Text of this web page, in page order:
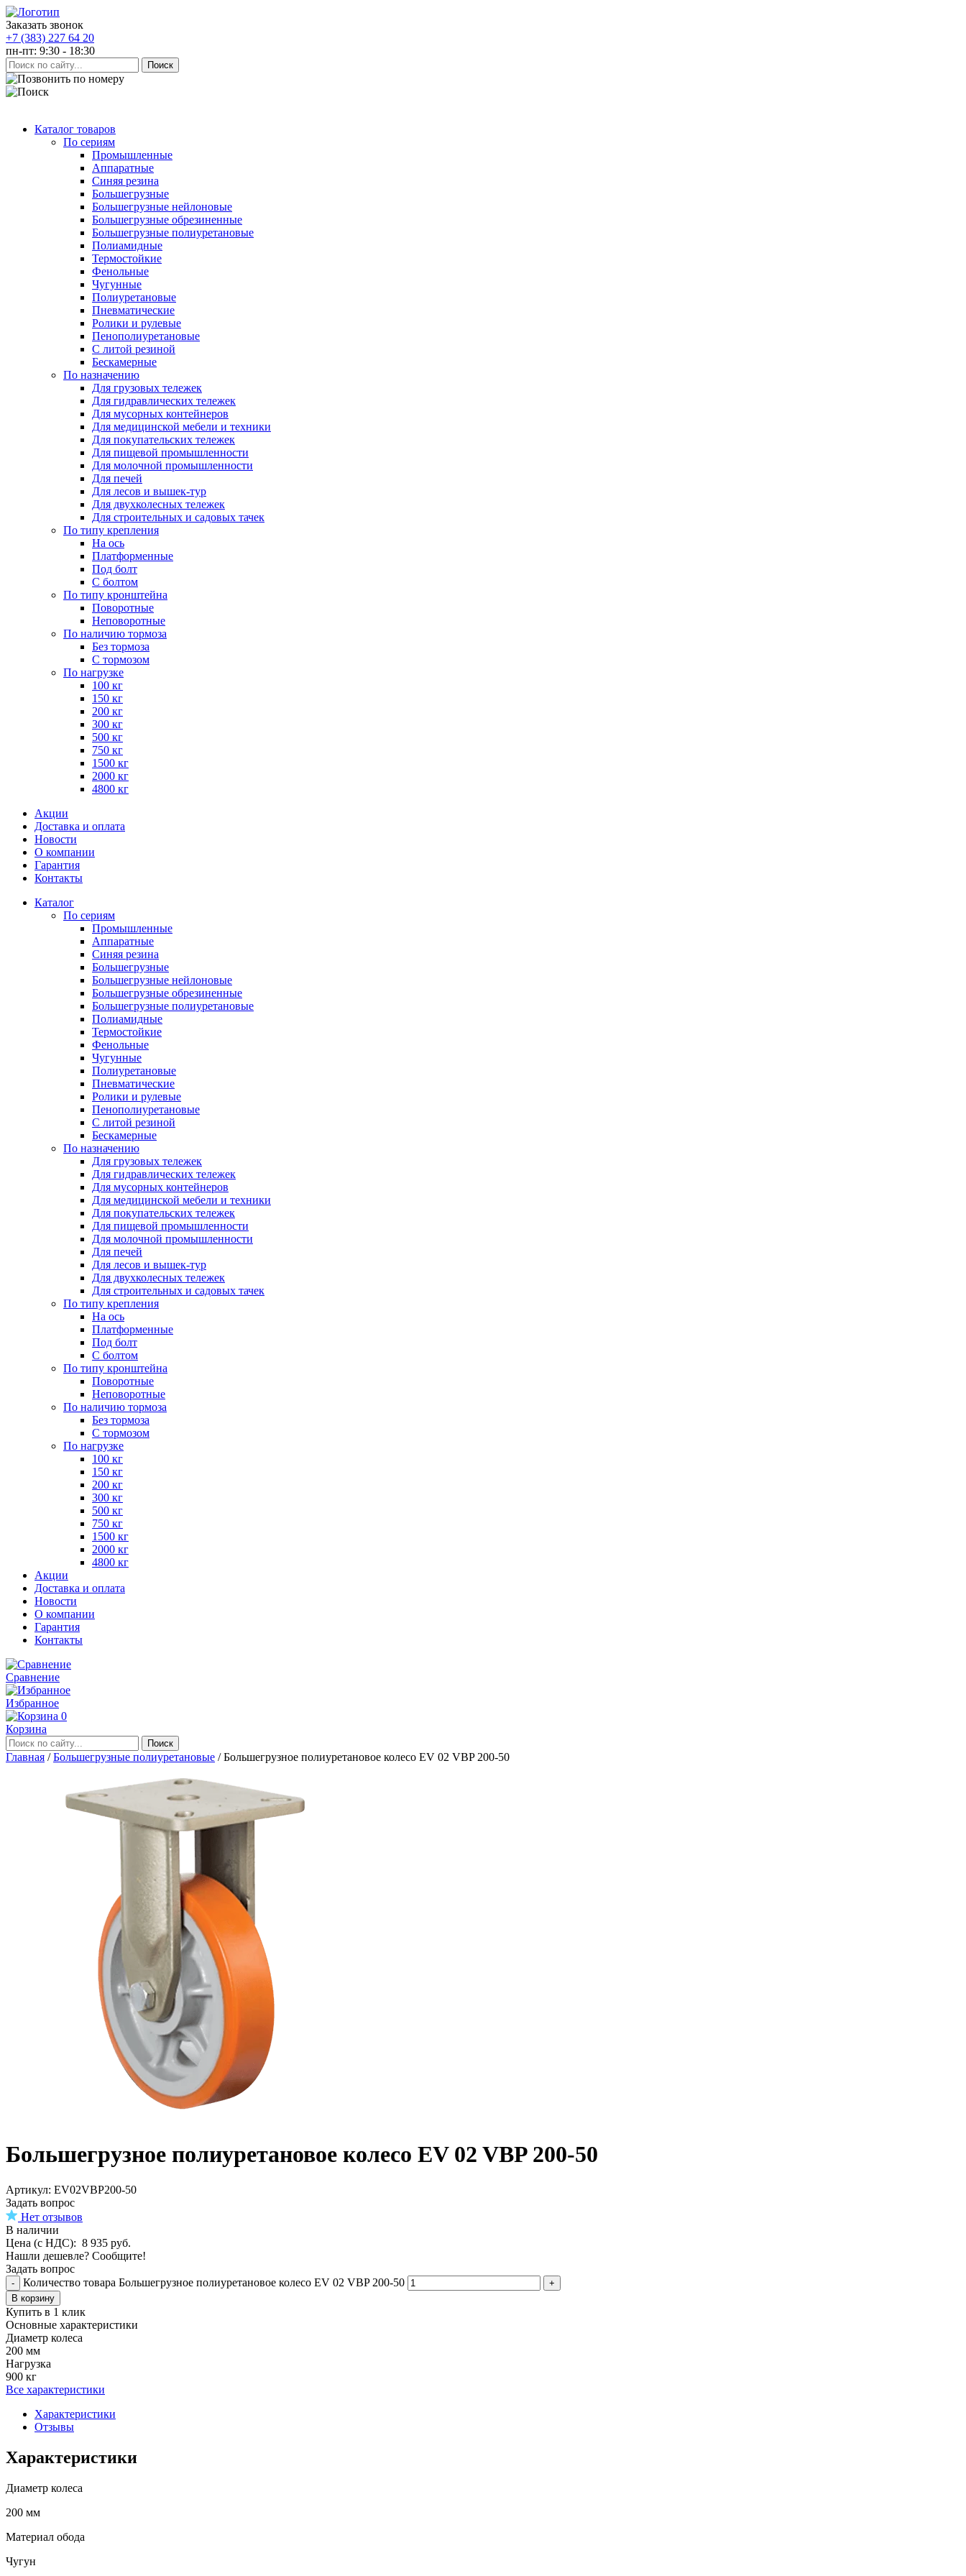
Заказать звонок
+7 (383) 227 64 20
пн-пт: 9:30 - 18:30
Каталог товаров
По сериям
Промышленные
Аппаратные
Синяя резина
Большегрузные
Большегрузные нейлоновые
Большегрузные обрезиненные
Большегрузные полиуретановые
Полиамидные
Термостойкие
Фенольные
Чугунные
Полиуретановые
Пневматические
Ролики и рулевые
Пенополиуретановые
С литой резиной
Бескамерные
По назначению
Для грузовых тележек
Для гидравлических тележек
Для мусорных контейнеров
Для медицинской мебели и техники
Для покупательских тележек
Для пищевой промышленности
Для молочной промышленности
Для печей
Для лесов и вышек-тур
Для двухколесных тележек
Для строительных и садовых тачек
По типу крепления
На ось
Платформенные
Под болт
С болтом
По типу кронштейна
Поворотные
Неповоротные
По наличию тормоза
Без тормоза
С тормозом
По нагрузке
100 кг
150 кг
200 кг
300 кг
500 кг
750 кг
1500 кг
2000 кг
4800 кг
Акции
Доставка и оплата
Новости
О компании
Гарантия
Контакты
Каталог
По сериям
Промышленные
Аппаратные
Синяя резина
Большегрузные
Большегрузные нейлоновые
Большегрузные обрезиненные
Большегрузные полиуретановые
Полиамидные
Термостойкие
Фенольные
Чугунные
Полиуретановые
Пневматические
Ролики и рулевые
Пенополиуретановые
С литой резиной
Бескамерные
По назначению
Для грузовых тележек
Для гидравлических тележек
Для мусорных контейнеров
Для медицинской мебели и техники
Для покупательских тележек
Для пищевой промышленности
Для молочной промышленности
Для печей
Для лесов и вышек-тур
Для двухколесных тележек
Для строительных и садовых тачек
По типу крепления
На ось
Платформенные
Под болт
С болтом
По типу кронштейна
Поворотные
Неповоротные
По наличию тормоза
Без тормоза
С тормозом
По нагрузке
100 кг
150 кг
200 кг
300 кг
500 кг
750 кг
1500 кг
2000 кг
4800 кг
Акции
Доставка и оплата
Новости
О компании
Гарантия
Контакты
Сравнение
Избранное
0
Корзина
Главная /Большегрузные полиуретановые /Большегрузное полиуретановое колесо EV 02 VBP 200-50
Большегрузное полиуретановое колесо EV 02 VBP 200-50
Aртикул: EV02VBP200-50
Задать вопрос
Нет отзывов
В наличии
Цена (с НДС): 8 935 руб.
Нашли дешевле? Сообщите!
Задать вопрос
- Количество товара Большегрузное полиуретановое колесо EV 02 VBP 200-50
+
В корзину
Купить в 1 клик
Основные характеристики
Диаметр колеса
200 мм
Нагрузка
900 кг
Все характеристики
Характеристики
Отзывы
Характеристики
Диаметр колеса
200 мм
Материал обода
Чугун